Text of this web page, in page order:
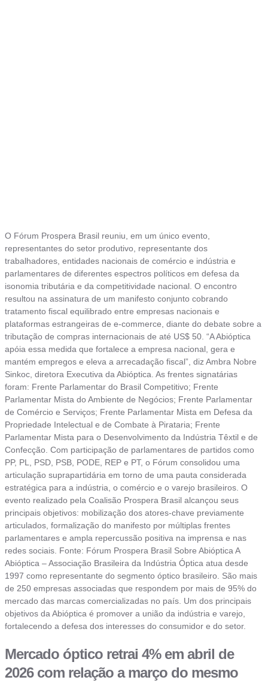
O Fórum Prospera Brasil reuniu, em um único evento,
representantes do setor produtivo, representante dos
trabalhadores, entidades nacionais de comércio e indústria e
parlamentares de diferentes espectros políticos em defesa da
isonomia tributária e da competitividade nacional. O encontro
resultou na assinatura de um manifesto conjunto cobrando
tratamento fiscal equilibrado entre empresas nacionais e
plataformas estrangeiras de e-commerce, diante do debate sobre a
tributação de compras internacionais de até US$ 50. “A Abióptica
apóia essa medida que fortalece a empresa nacional, gera e
mantém empregos e eleva a arrecadação fiscal”, diz Ambra Nobre
Sinkoc, diretora Executiva da Abióptica. As frentes signatárias
foram: Frente Parlamentar do Brasil Competitivo; Frente
Parlamentar Mista do Ambiente de Negócios; Frente Parlamentar
de Comércio e Serviços; Frente Parlamentar Mista em Defesa da
Propriedade Intelectual e de Combate à Pirataria; Frente
Parlamentar Mista para o Desenvolvimento da Indústria Têxtil e de
Confecção. Com participação de parlamentares de partidos como
PP, PL, PSD, PSB, PODE, REP e PT, o Fórum consolidou uma
articulação suprapartidária em torno de uma pauta considerada
estratégica para a indústria, o comércio e o varejo brasileiros. O
evento realizado pela Coalisão Prospera Brasil alcançou seus
principais objetivos: mobilização dos atores-chave previamente
articulados, formalização do manifesto por múltiplas frentes
parlamentares e ampla repercussão positiva na imprensa e nas
redes sociais. Fonte: Fórum Prospera Brasil Sobre Abióptica A
Abióptica – Associação Brasileira da Indústria Óptica atua desde
1997 como representante do segmento óptico brasileiro. São mais
de 250 empresas associadas que respondem por mais de 95% do
mercado das marcas comercializadas no país. Um dos principais
objetivos da Abióptica é promover a união da indústria e varejo,
fortalecendo a defesa dos interesses do consumidor e do setor.
Mercado óptico retrai 4% em abril de
2026 com relação a março do mesmo